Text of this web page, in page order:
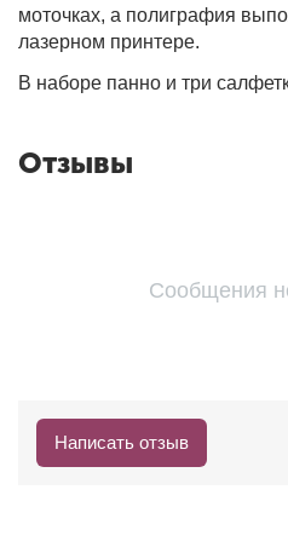
моточках, а полиграфия
лазерном принтере.
В наборе панно и три
Отзывы
Сообщения
Написать отзыв